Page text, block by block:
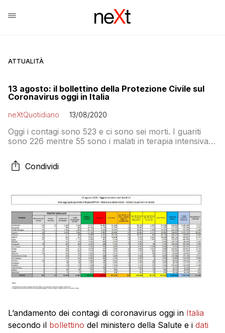
ATTUALITÀ
13 agosto: il bollettino della Protezione Civile sul
Coronavirus oggi in Italia
neXtQuotidiano 13/08/2020
Oggi i contagi sono 523 e ci sono sei morti. I guariti
sono 226 mentre 55 sono i malati in terapia intensiva
erano 779). Le regioni a zero casi sono Valle d’Aosta,
Molise e Basilicata
Condividi
L’andamento dei contagi di coronavirus oggi in Italia
secondo il bollettino del ministero della Salute e i dati